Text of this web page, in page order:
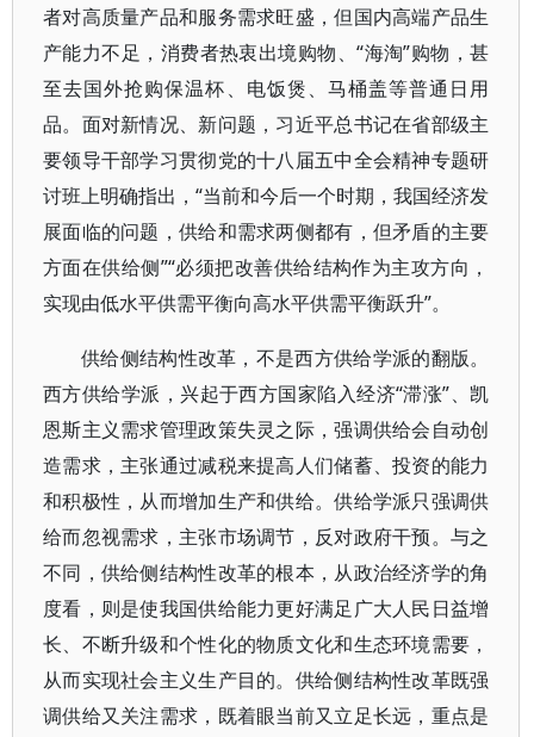
者对高质量产品和服务需求旺盛，但国内高端产品生
产能力不足，消费者热衷出境购物、“海淘”购物，甚
至去国外抢购保温杯、电饭煲、马桶盖等普通日用
品。面对新情况、新问题，习近平总书记在省部级主
要领导干部学习贯彻党的十八届五中全会精神专题研
讨班上明确指出，“当前和今后一个时期，我国经济发
展面临的问题，供给和需求两侧都有，但矛盾的主要
方面在供给侧”“必须把改善供给结构作为主攻方向，
实现由低水平供需平衡向高水平供需平衡跃升”。
供给侧结构性改革，不是西方供给学派的翻版。
西方供给学派，兴起于西方国家陷入经济“滞涨”、凯
恩斯主义需求管理政策失灵之际，强调供给会自动创
造需求，主张通过减税来提高人们储蓄、投资的能力
和积极性，从而增加生产和供给。供给学派只强调供
给而忽视需求，主张市场调节，反对政府干预。与之
不同，供给侧结构性改革的根本，从政治经济学的角
度看，则是使我国供给能力更好满足广大人民日益增
长、不断升级和个性化的物质文化和生态环境需要，
从而实现社会主义生产目的。供给侧结构性改革既强
调供给又关注需求，既着眼当前又立足长远，重点是